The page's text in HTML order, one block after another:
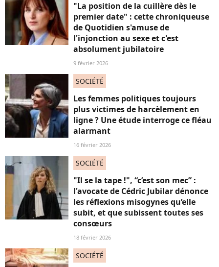
"La position de la cuillère dès le
premier date" : cette chroniqueuse
de Quotidien s'amuse de
l'injonction au sexe et c'est
absolument jubilatoire
9 février 2026
SOCIÉTÉ
Les femmes politiques toujours
plus victimes de harcèlement en
ligne ? Une étude interroge ce fléau
alarmant
16 février 2026
SOCIÉTÉ
"Il se la tape !", “c’est son mec” :
l'avocate de Cédric Jubilar dénonce
les réflexions misogynes qu’elle
subit, et que subissent toutes ses
consœurs
18 février 2026
SOCIÉTÉ